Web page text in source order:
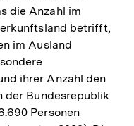
die Anzahl im
betrifft,
im Ausland
ihrer Anzahl den
der Bundesrepublik
Personen